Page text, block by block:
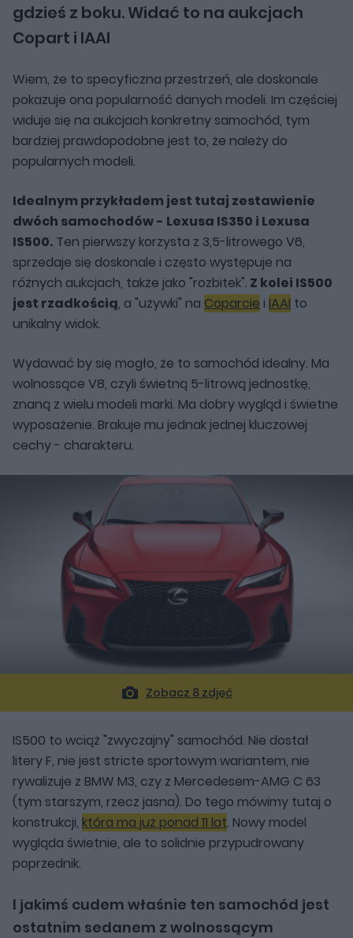
gdzieś z boku. Widać to na aukcjach
Copart i IAAI
Wiem, że to specyficzna przestrzeń, ale doskonale
pokazuje ona popularność danych modeli. Im częściej
widuje się na aukcjach konkretny samochód, tym
bardziej prawdopodobne jest to, że należy do
popularnych modeli.
Idealnym przykładem jest tutaj zestawienie
dwóch samochodów - Lexusa IS350 i Lexusa
IS500. Ten pierwszy korzysta z 3,5-litrowego V6,
sprzedaje się doskonale i często występuje na
różnych aukcjach, także jako "rozbitek". Z kolei IS500
jest rzadkością, a "używki" na Coparcie i IAAI to
unikalny widok.
Wydawać by się mogło, że to samochód idealny. Ma
wolnossące V8, czyli świetną 5-litrową jednostkę,
znaną z wielu modeli marki. Ma dobry wygląd i świetne
wyposażenie. Brakuje mu jednak jednej kluczowej
cechy - charakteru.
Zobacz 8 zdjęć
IS500 to wciąż "zwyczajny" samochód. Nie dostał
litery F, nie jest stricte sportowym wariantem, nie
rywalizuje z BMW M3, czy z Mercedesem-AMG C 63
(tym starszym, rzecz jasna). Do tego mówimy tutaj o
konstrukcji, która ma już ponad 11 lat. Nowy model
wygląda świetnie, ale to solidnie przypudrowany
poprzednik.
I jakimś cudem właśnie ten samochód jest
ostatnim sedanem z wolnossącym